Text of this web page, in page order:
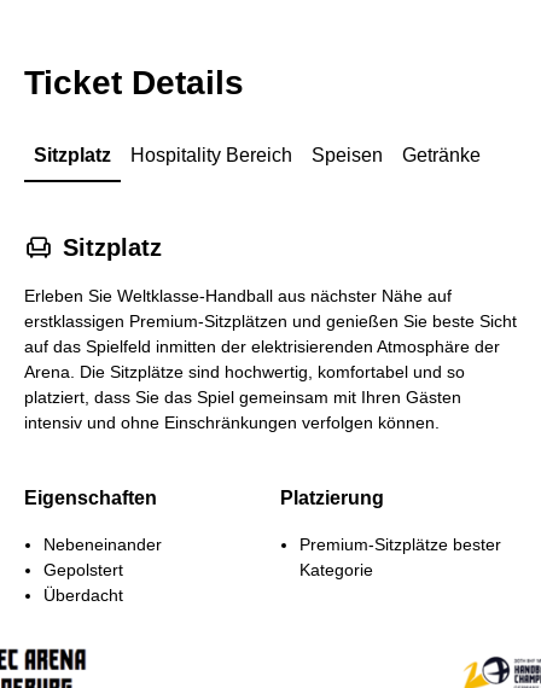
Ticket Details
Sitzplatz Hospitality Bereich Speisen Getränke
􁐴 Sitzplatz
Erleben Sie Weltklasse‑Handball aus nächster Nähe auf
erstklassigen Premium‑Sitzplätzen und genießen Sie beste Sicht
auf das Spielfeld inmitten der elektrisierenden Atmosphäre der
Arena. Die Sitzplätze sind hochwertig, komfortabel und so
platziert, dass Sie das Spiel gemeinsam mit Ihren Gästen
intensiv und ohne Einschränkungen verfolgen können.
Eigenschaften
Nebeneinander
Gepolstert
Überdacht
Platzierung
Premium‑Sitzplätze bester
Kategorie